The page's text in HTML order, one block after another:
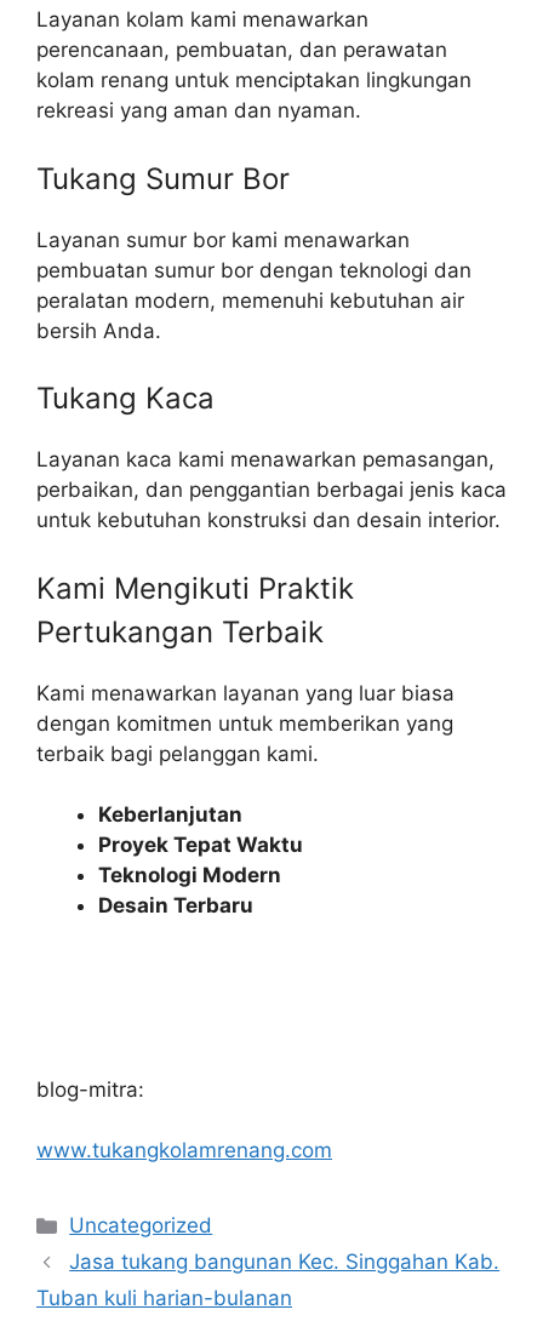
Layanan kolam kami menawarkan
perencanaan, pembuatan, dan perawatan
kolam renang untuk menciptakan lingkungan
rekreasi yang aman dan nyaman.
Tukang Sumur Bor
Layanan sumur bor kami menawarkan
pembuatan sumur bor dengan teknologi dan
peralatan modern, memenuhi kebutuhan air
bersih Anda.
Tukang Kaca
Layanan kaca kami menawarkan pemasangan,
perbaikan, dan penggantian berbagai jenis kaca
untuk kebutuhan konstruksi dan desain interior.
Kami Mengikuti Praktik
Pertukangan Terbaik​
Kami menawarkan layanan yang luar biasa
dengan komitmen untuk memberikan yang
terbaik bagi pelanggan kami.
Keberlanjutan
Proyek Tepat Waktu
Teknologi Modern
Desain Terbaru
blog-mitra:
www.tukangkolamrenang.com
Categories
Uncategorized
Jasa tukang bangunan Kec. Singgahan Kab.
Tuban kuli harian-bulanan